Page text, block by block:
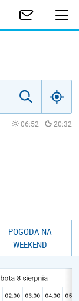
06:52 20:32
POGODA NA
WEEKEND